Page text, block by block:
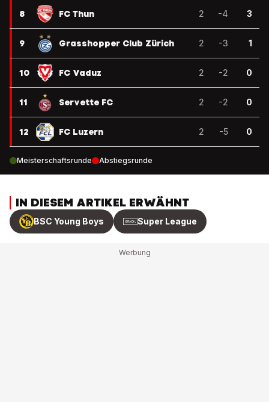
8 FC Thun 2 -4 3
9 Grasshopper Club Zürich 2 -3 1
10 FC Vaduz 2 -2 0
11 Servette FC 2 -2 0
12 FC Luzern 2 -5 0
Meisterschaftsrunde Abstiegsrunde
IN DIESEM ARTIKEL ERWÄHNT
BSC Young Boys Super League